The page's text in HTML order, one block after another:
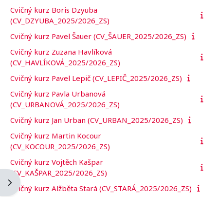
Otevřít panel bloku
Cvičný kurz Boris Dzyuba
(CV_DZYUBA_2025/2026_ZS)
Cvičný kurz Pavel Šauer (CV_ŠAUER_2025/2026_ZS)
Cvičný kurz Zuzana Havlíková
(CV_HAVLÍKOVÁ_2025/2026_ZS)
Cvičný kurz Pavel Lepič (CV_LEPIČ_2025/2026_ZS)
Cvičný kurz Pavla Urbanová
(CV_URBANOVÁ_2025/2026_ZS)
Cvičný kurz Jan Urban (CV_URBAN_2025/2026_ZS)
Cvičný kurz Martin Kocour
(CV_KOCOUR_2025/2026_ZS)
Cvičný kurz Vojtěch Kašpar
(CV_KAŠPAR_2025/2026_ZS)
Cvičný kurz Alžběta Stará (CV_STARÁ_2025/2026_ZS)